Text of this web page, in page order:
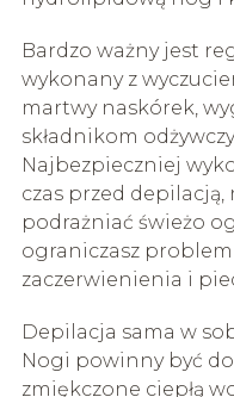
Bardzo ważny jest
wykonany z
martwy naskórek,
składnikom
Najbezpieczniej
czas przed
podrażniać świeżo
ograniczasz problem
zaczerwienienia i
Depilacja sama w
Nogi powinny być
zmiękczone ciepłą